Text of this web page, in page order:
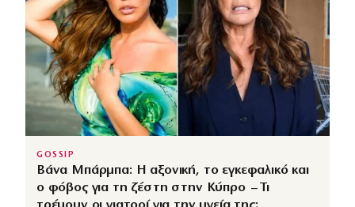
GOSSIP
Βάνα Μπάρμπα: Η αξονική, το εγκεφαλικό και
ο φόβος για τη ζέστη στην Κύπρο – Τι